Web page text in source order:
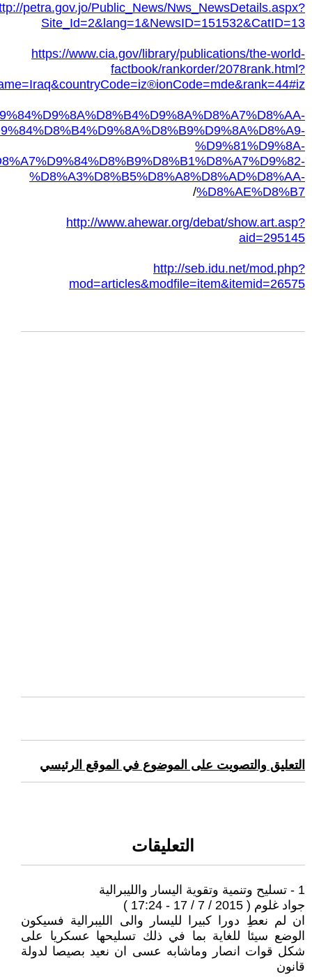
petra.gov.jo/Public_News/Nws_NewsDetails.aspx?
Site_Id=2&lang=1&NewsID=151532&CatID=13
https://www.cia.gov/library/publications/the-world-
factbook/rankorder/2078rank.html?
%D9%81%D9%8A-
%D8%A3%D8%B5%D8%A8%D8%AD%D8%AA-
%D8%AE%D8%B7
/
http://www.ahewar.org/debat/show.art.asp?
aid=295145
http://seb.idu.net/mod.php?
mod=articles&modfile=item&itemid=26575
التعليق والتصويت على الموضوع في الموقع الرئيسي
التعليقات
1 - تسليح وتنمية وتقوية اليسار والليبرالية
جواد غلوم ( 2015 / 7 / 17 - 17:24 )
ان لم نعطِ دورا كبيرا لليسار والى الليبرالية فسيكون
الوضع سيئا للغاية بما في ذلك تسليحها عسكريا على
شكل قوات انصار وماشابه عسى ان نعيد بصيصا لدولة
قانون